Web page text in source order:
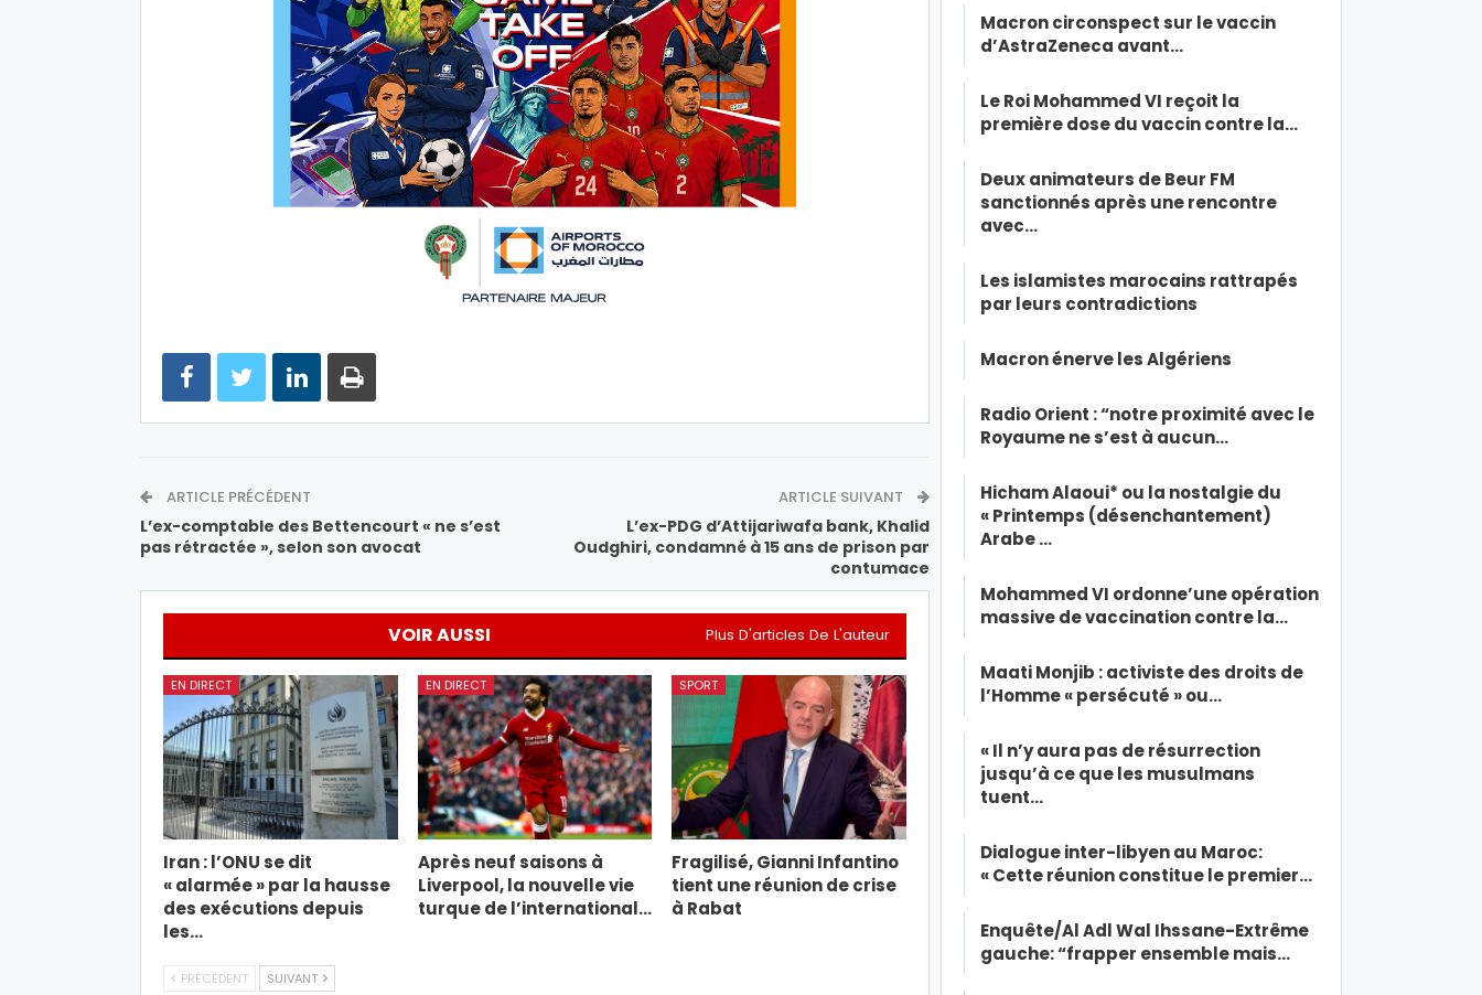
ARTICLE PRÉCÉDENT
L’ex-comptable des Bettencourt « ne s’est
pas rétractée », selon son avocat
ARTICLE SUIVANT
L’ex-PDG d’Attijariwafa bank, Khalid
Oudghiri, condamné à 15 ans de prison par
contumace
VOIR AUSSI Plus D'articles De L'auteur
EN DIRECT
Iran : l’ONU se dit
« alarmée » par la hausse
des exécutions depuis
les…
EN DIRECT
Après neuf saisons à
Liverpool, la nouvelle vie
turque de l’international…
SPORT
Fragilisé, Gianni Infantino
tient une réunion de crise
à Rabat
PRÉCÉDENT SUIVANT
Macron circonspect sur le vaccin
d’AstraZeneca avant…
Le Roi Mohammed VI reçoit la
première dose du vaccin contre la…
Deux animateurs de Beur FM
sanctionnés après une rencontre
avec…
Les islamistes marocains rattrapés
par leurs contradictions
Macron énerve les Algériens
Radio Orient : “notre proximité avec le
Royaume ne s’est à aucun…
Hicham Alaoui* ou la nostalgie du
« Printemps (désenchantement)
Arabe …
Mohammed VI ordonne’une opération
massive de vaccination contre la…
Maati Monjib : activiste des droits de
l’Homme « persécuté » ou…
« Il n’y aura pas de résurrection
jusqu’à ce que les musulmans
tuent…
Dialogue inter-libyen au Maroc:
« Cette réunion constitue le premier…
Enquête/Al Adl Wal Ihssane-Extrême
gauche: “frapper ensemble mais…